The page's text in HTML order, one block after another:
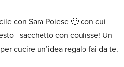
con Sara Poiese 🙂 con cui
sacchetto con coulisse! Un
cucire un’idea regalo fai da te.